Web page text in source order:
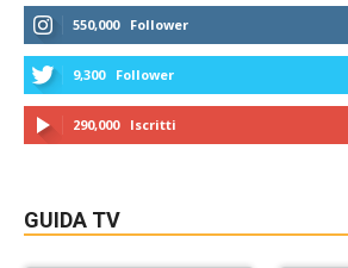
550,000 Follower
9,300 Follower
290,000 Iscritti
GUIDA TV